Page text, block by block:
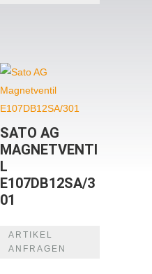
SATO AG
MAGNETVENTI
L
E107DB12SA/3
01
ARTIKEL
ANFRAGEN